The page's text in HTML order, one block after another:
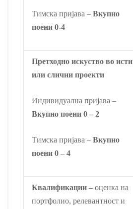
Тимска пријава – Вкупно
поени 0-4
Претходно искуство во исти
или слични проекти
Индивидуална пријава –
Вкупно поени 0 – 2
Тимска пријава – Вкупно
поени 0 – 4
Квалификации – оценка на
портфолио, релевантност и